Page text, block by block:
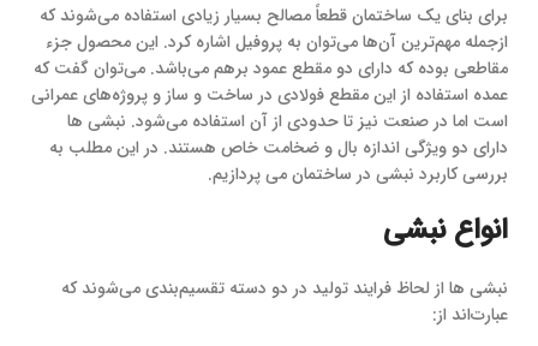
برای بنای یک ساختمان قطعاً مصالح بسیار زیادی استفاده می‌شوند که
ازجمله مهم‌ترین آن‌ها می‌توان به پروفیل اشاره کرد. این محصول جزء
مقاطعی بوده که دارای دو مقطع عمود برهم می‌باشد. می‌توان گفت که
عمده استفاده از این مقطع فولادی در ساخت ‌و ساز و پروژه‌های عمرانی
است اما در صنعت نیز تا حدودی از آن استفاده می‌شود. نبشی ها
دارای دو ویژگی اندازه بال و ضخامت خاص هستند. در این مطلب به
بررسی کاربرد نبشی در ساختمان می پردازیم.
انواع نبشی
نبشی ها از لحاظ فرایند تولید در دو دسته تقسیم‌بندی می‌شوند که
عبارت‌اند از: